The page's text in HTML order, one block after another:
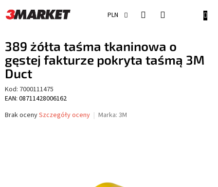
do
treści
PLN
389 żółta taśma tkaninowa o
gęstej fakturze pokryta taśmą 3M
Duct
Kod: 7000111475
EAN: 08711428006162
Średnia
Brak ocenySzczegóły oceny Marka: 3M